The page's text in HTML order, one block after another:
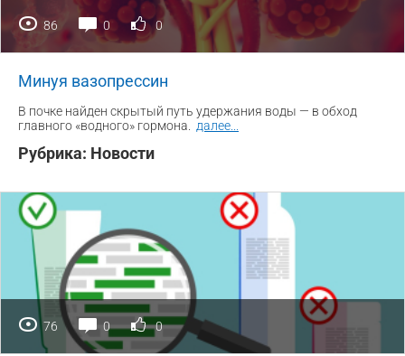
86 0 0
Минуя вазопрессин
В почке найден скрытый путь удержания воды — в обход
главного «водного» гормона.
далее
Рубрика: Новости
76 0 0